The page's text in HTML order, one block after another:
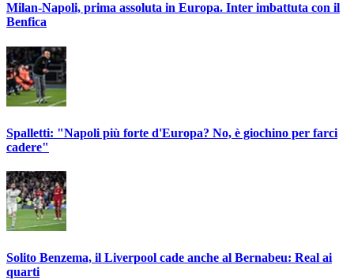
Milan-Napoli, prima assoluta in Europa. Inter imbattuta con il
Benfica
Spalletti: "Napoli più forte d'Europa? No, è giochino per farci
cadere"
Solito Benzema, il Liverpool cade anche al Bernabeu: Real ai
quarti